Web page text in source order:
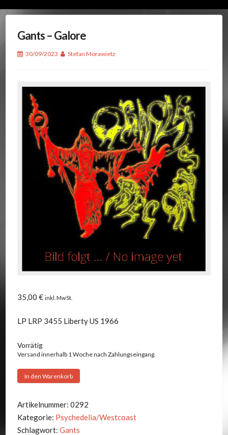
Gants – Galore
30/09/2023 Stefan Morawietz
35,00 € inkl. MwSt.
LP LRP 3455 Liberty US 1966
Vorrätig
Versand innerhalb 1 Woche nach Zahlungseingang.
Gants
Galore
Menge
In den Warenkorb
Artikelnummer: 0292
Kategorie: Psychedelia/Westcoast
Schlagwort: Gants